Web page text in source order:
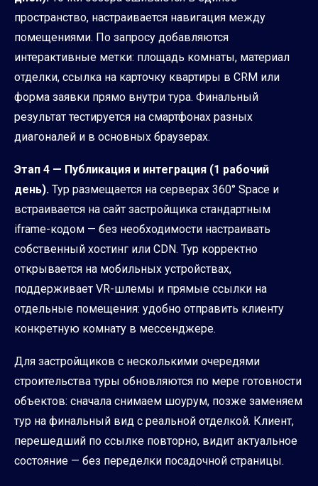
пространство, настраивается навигация между
помещениями. По запросу добавляются
интерактивные метки: площадь комнаты, материал
отделки, ссылка на карточку квартиры в CRM или
форма заявки прямо внутри тура. Финальный
результат тестируется на смартфонах разных
диагоналей и в основных браузерах.
Этап 4 — Публикация и интеграция (1 рабочий
день). Тур размещается на серверах 360° Space и
встраивается на сайт застройщика стандартным
iframe-кодом — без необходимости настраивать
собственный хостинг или CDN. Тур корректно
открывается на мобильных устройствах,
поддерживает VR-шлемы и прямые ссылки на
отдельные помещения: удобно отправить клиенту
конкретную комнату в мессенджере.
Для застройщиков с несколькими очередями
строительства туры обновляются по мере готовности
объектов: сначала снимаем шоурум, позже заменяем
тур на финальный вид с реальной отделкой. Клиент,
перешедший по ссылке повторно, видит актуальное
состояние — без переделки посадочной страницы.